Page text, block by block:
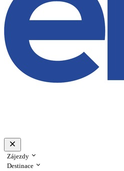
Zájezdy
Destinace